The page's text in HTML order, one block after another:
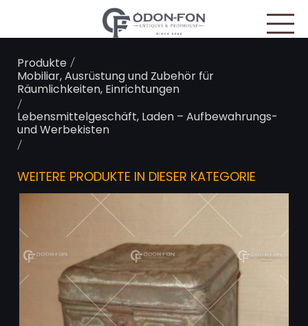
Produkte/
Mobiliar, Ausrüstung und Zubehör für
Räumlichkeiten, Einrichtungen
/
Lebensmittelgeschäft, Laden – Aufbewahrungs-
und Werbekisten
/
WEITERE PRODUKTE IN DIESER KATEGORIE